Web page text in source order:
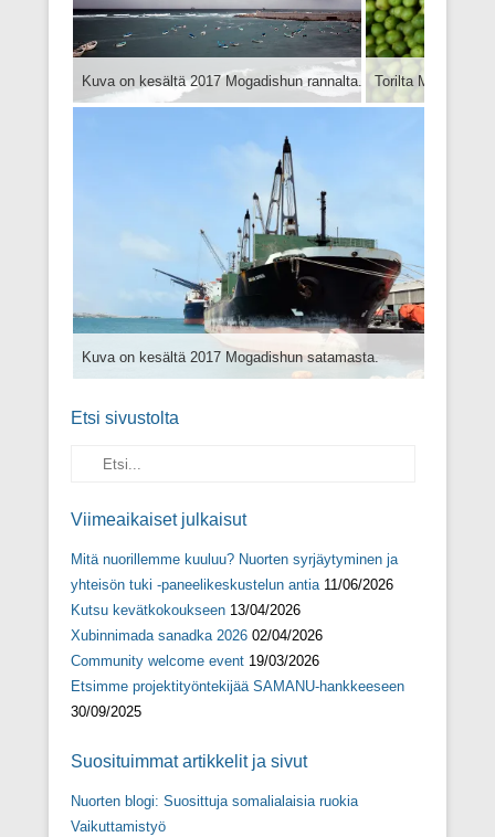
Kuva on kesältä 2017 Mogadishun rannalta. Torilta
Kuva on kesältä 2017 Mogadishun satamasta.
Etsi sivustolta
Search
Viimeaikaiset julkaisut
Mitä nuorillemme kuuluu? Nuorten syrjäytyminen ja
yhteisön tuki -paneelikeskustelun antia 11/06/2026
Kutsu kevätkokoukseen 13/04/2026
Xubinnimada sanadka 2026 02/04/2026
Community welcome event 19/03/2026
Etsimme projektityöntekijää SAMANU-hankkeeseen
30/09/2025
Suosituimmat artikkelit ja sivut
Nuorten blogi: Suosittuja somalialaisia ruokia
Vaikuttamistyö